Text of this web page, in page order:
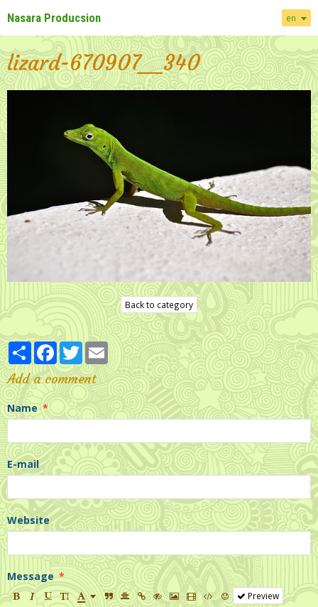
Nasara Producsion en
lizard-670907__340
Back to category
PartagerFacebook
TwitterEmail
Add a comment
Name
E-mail
Website
Message
Preview